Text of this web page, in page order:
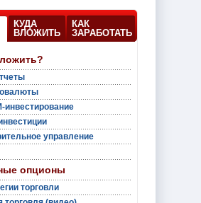
КУДА
ВЛОЖИТЬ
КАК
ЗАРАБОТАТЬ
управление
опционы
торговли